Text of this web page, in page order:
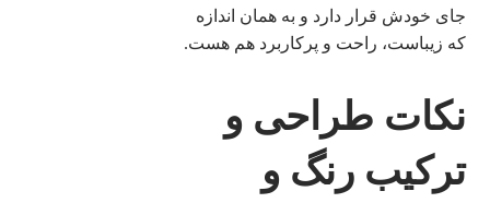
جای خودش قرار دارد و به همان اندازه
که زیباست، راحت و پرکاربرد هم هست.
نکات طراحی و
ترکیب رنگ و